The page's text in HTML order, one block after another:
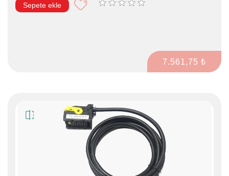
Sepete ekle
7.561,75 ₺